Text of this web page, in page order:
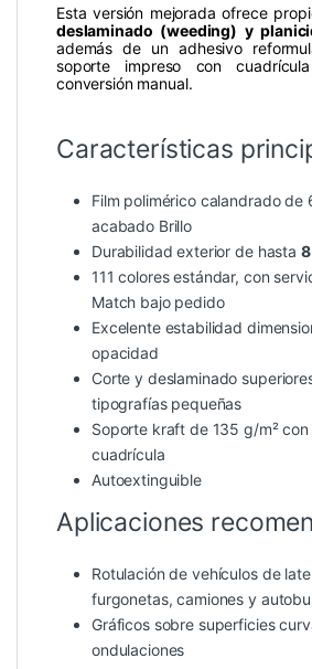
Esta versión mejorada ofrece
deslaminado (weeding) y
además de un adhesivo
soporte impreso con
conversión manual.
Características
Film polimérico calandrado de
acabado Brillo
Durabilidad exterior de hasta
111 colores estándar, con
Match bajo pedido
Excelente estabilidad
opacidad
Corte y deslaminado
tipografías pequeñas
Soporte kraft de 135 g/m²
cuadrícula
Autoextinguible
Aplicaciones
Rotulación de vehículos de
furgonetas, camiones y
Gráficos sobre superficies
ondulaciones